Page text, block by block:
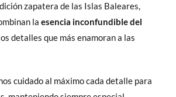
zapatera de las Islas Baleares,
la esencia inconfundible del
detalles que más enamoran a las
cuidado al máximo cada detalle para